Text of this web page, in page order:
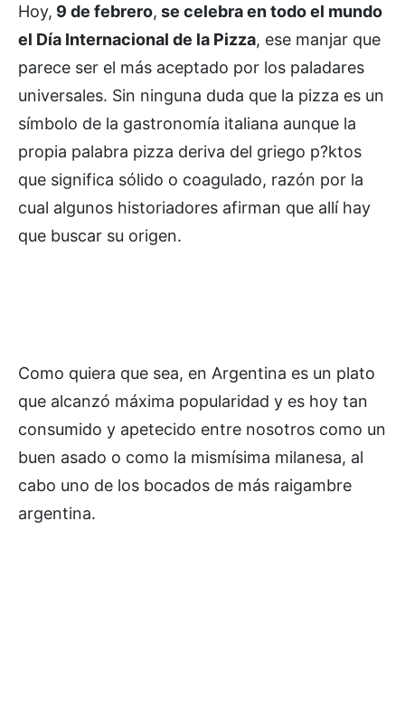
Hoy, 9 de febrero, se celebra en todo el mundo
el Día Internacional de la Pizza, ese manjar que
parece ser el más aceptado por los paladares
universales. Sin ninguna duda que la pizza es un
símbolo de la gastronomía italiana aunque la
propia palabra pizza deriva del griego p?ktos
que significa sólido o coagulado, razón por la
cual algunos historiadores afirman que allí hay
que buscar su origen.
Como quiera que sea, en Argentina es un plato
que alcanzó máxima popularidad y es hoy tan
consumido y apetecido entre nosotros como un
buen asado o como la mismísima milanesa, al
cabo uno de los bocados de más raigambre
argentina.